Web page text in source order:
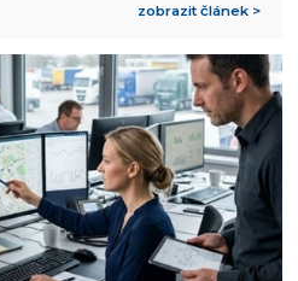
zobrazit článek >